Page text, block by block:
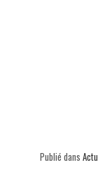
Publié dans